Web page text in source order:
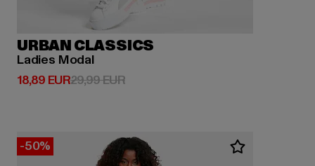
URBAN CLASSICS
Ladies Modal
18,89 EUR
Derzeitiger Preis: 18,89 EUR
29,99 EURAktionspreis: 29,99 EUR
-50%